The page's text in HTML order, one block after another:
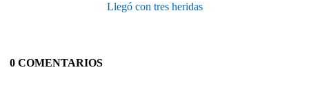
Llegó con tres heridas
0 COMENTARIOS